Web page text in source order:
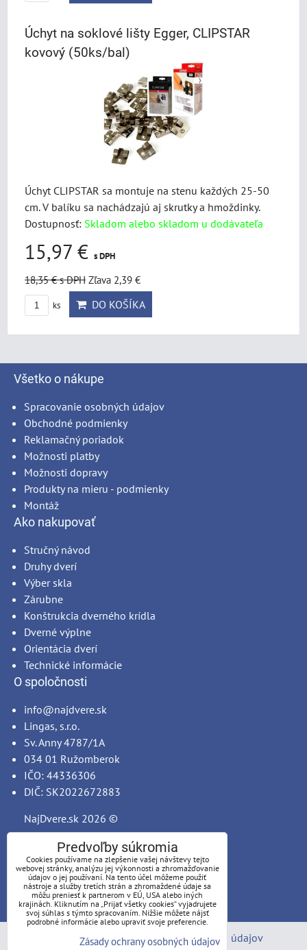
Úchyt na soklové lišty Egger, CLIPSTAR
kovový (50ks/bal)
Úchyt CLIPSTAR sa montuje na stenu každých 25-50
cm. V balíku sa nachádzajú aj skrutky a hmoždinky.
Dostupnosť: Skladom alebo skladom u dodávateľa
15,97 € s DPH
18,35 €s DPH Zľava 2,39 €
ks DO KOŠÍKA
Všetko o nákupe
Spracovanie osobných údajov
Obchodné podmienky
Reklamačný poriadok
Možnosti platby
Možnosti dopravy
Produkty na mieru - podmienky
Montáž
Ako nakupovať
Stručný návod
Druhy dverí
Výber skla
Zárubne
Konštrukcia dverného krídla
Dverné výplne
Orientácia dverí
Technické informácie
O spoločnosti
info@najdvere.sk
Lingas, s.r.o.
Sv. Anny 4787/1A
034 01 Ružomberok
IČO: 44336306
DIČ: SK2022672883
NajDvere.sk 2026 ©
Predvoľby súkromia Zásady ochrany osobných údajov
Predvoľby súkromia
Cookies používame na zlepšenie vašej návštevy tejto
webovej stránky, analýzu jej výkonnosti a zhromažďovanie
údajov o jej používaní. Na tento účel môžeme použiť
nástroje a služby tretích strán a zhromaždené údaje sa
môžu preniesť k partnerom v EÚ, USA alebo iných
krajinách. Kliknutím na „Prijať všetky cookies“ vyjadrujete
svoj súhlas s týmto spracovaním. Nižšie môžete nájsť
podrobné informácie alebo upraviť svoje preferencie.
Zásady ochrany osobných údajov